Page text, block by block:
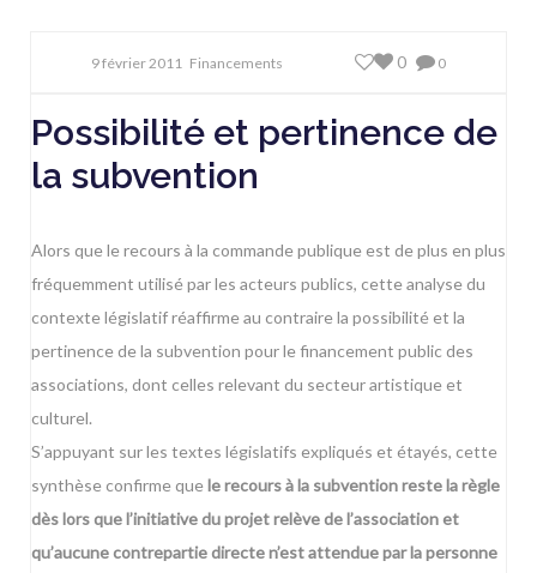
9 février 2011 Financements 0
0
Possibilité et pertinence de
la subvention
Alors que le recours à la commande publique est de plus en plus
fréquemment utilisé par les acteurs publics, cette analyse du
contexte législatif réaffirme au contraire la possibilité et la
pertinence de la subvention pour le financement public des
associations, dont celles relevant du secteur artistique et
culturel.
S’appuyant sur les textes législatifs expliqués et étayés, cette
synthèse confirme quele recours à la subvention reste la règle
dès lors que l’initiative du projet relève de l’association et
qu’aucune contrepartie directe n’est attendue par la personne